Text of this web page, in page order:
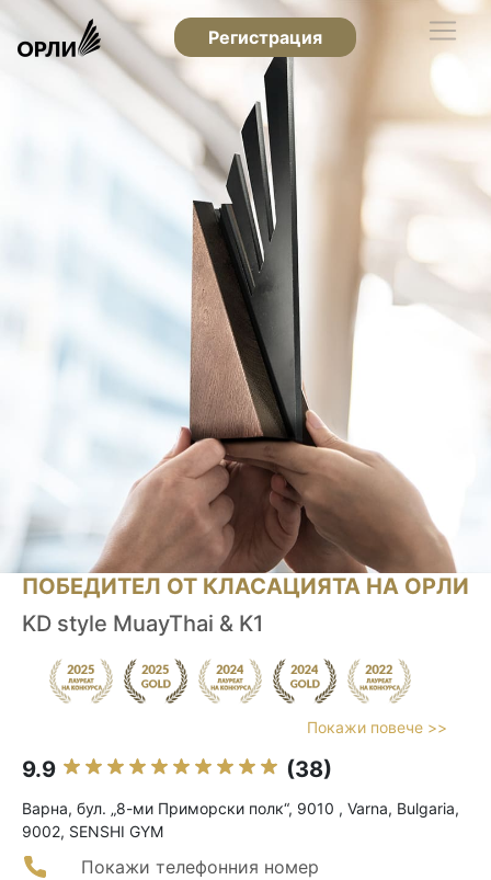
Регистрация
ПОБЕДИТЕЛ ОТ КЛАСАЦИЯТА НА ОРЛИ
KD style MuayThai & K1
Покажи повече >>
9.9 (38)
Варна, бул. „8-ми Приморски полк“, 9010 , Varna, Bulgaria,
9002, SENSHI GYM
Покажи телефонния номер